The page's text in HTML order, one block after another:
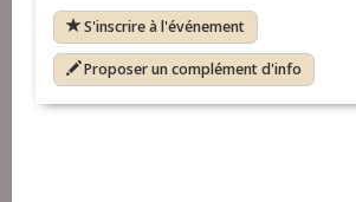
S'inscrire à l'événement
Proposer un complément d'info